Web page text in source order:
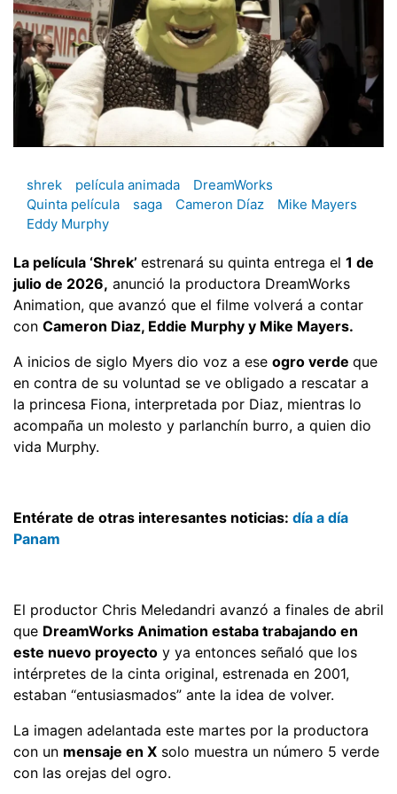
shrek película animada
DreamWorks
Quinta película
saga Cameron Díaz
Mike Mayers
Eddy Murphy
La película ‘Shrek’ estrenará su quinta entrega el 1 de
julio de 2026, anunció la productora DreamWorks
Animation, que avanzó que el filme volverá a contar
con Cameron Diaz, Eddie Murphy y Mike Mayers.
A inicios de siglo Myers dio voz a ese ogro verde que
en contra de su voluntad se ve obligado a rescatar a
la princesa Fiona, interpretada por Diaz, mientras lo
acompaña un molesto y parlanchín burro, a quien dio
vida Murphy.
Entérate de otras interesantes noticias: día a día
Panam
El productor Chris Meledandri avanzó a finales de abril
que DreamWorks Animation estaba trabajando en
este nuevo proyecto y ya entonces señaló que los
intérpretes de la cinta original, estrenada en 2001,
estaban “entusiasmados” ante la idea de volver.
La imagen adelantada este martes por la productora
con un mensaje en X solo muestra un número 5 verde
con las orejas del ogro.